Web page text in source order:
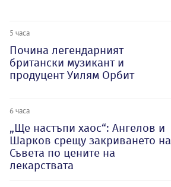
5 часа
Почина легендарният
британски музикант и
продуцент Уилям Орбит
6 часа
„Ще настъпи хаос“: Ангелов и
Шарков срещу закриването на
Съвета по цените на
лекарствата